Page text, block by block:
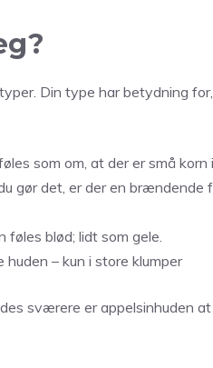
Din type har betydning
som om, at der er små korn
gør det, er der en brændende
føles blød; lidt som gele.
– kun i store klumper
sværere er appelsinhuden at